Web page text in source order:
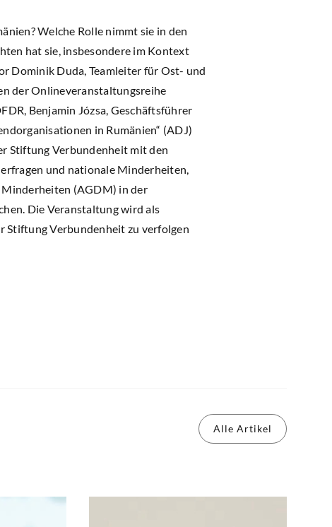
Welche Rolle nimmt sie in den
hat sie, insbesondere im Kontext
Dominik Duda, Teamleiter für Ost- und
der Onlineveranstaltungsreihe
Benjamin Józsa, Geschäftsführer
in Rumänien“ (ADJ)
Stiftung Verbundenheit mit den
und nationale Minderheiten,
Minderheiten (AGDM) in der
Die Veranstaltung wird als
Stiftung Verbundenheit zu verfolgen
Alle Artikel